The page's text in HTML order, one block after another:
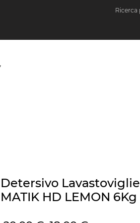
Detersivo Lavastoviglie
MATIK HD LEMON 6Kg